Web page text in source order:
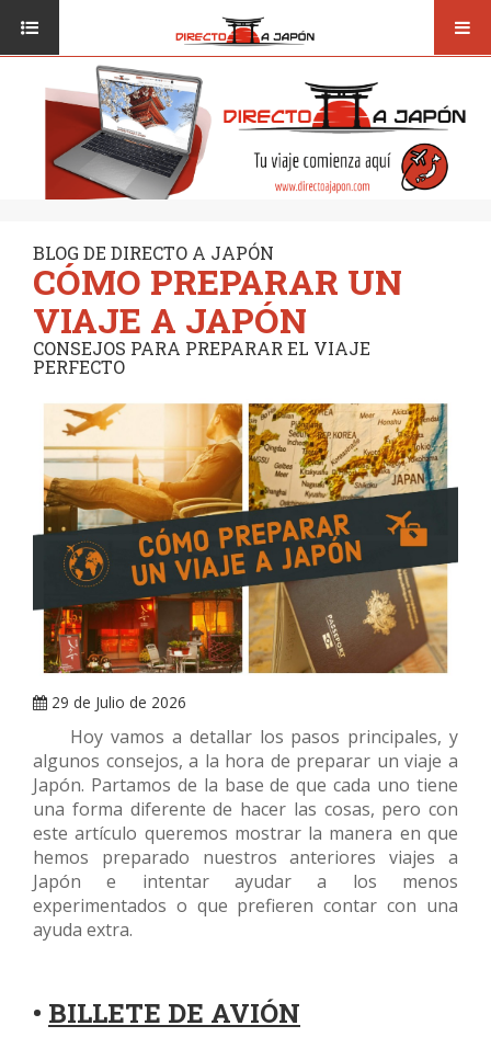
CONSEJOS
DESTINOS
RESTAURANTES
ISI JAPANESE LANGUAGE SCHOOL
BLOG DE DIRECTO A JAPÓN
CÓMO PREPARAR UN
VIAJE A JAPÓN
CONSEJOS PARA PREPARAR EL VIAJE
PERFECTO
29 de Julio de 2026
Hoy vamos a detallar los pasos principales, y
algunos consejos, a la hora de preparar un viaje a
Japón. Partamos de la base de que cada uno tiene
una forma diferente de hacer las cosas, pero con
este artículo queremos mostrar la manera en que
hemos preparado nuestros anteriores viajes a
Japón e intentar ayudar a los menos
experimentados o que prefieren contar con una
ayuda extra.
• BILLETE DE AVIÓN
VIAJAR A JAPÓN
VUELOS
TRANSPORTE
DESTINOS
RUTAS / MAPAS
CULTURA
RESTAURANTES
SEGUROS
ARRAY